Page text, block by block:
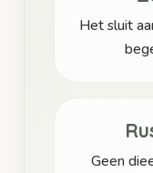
Het sluit
Geen